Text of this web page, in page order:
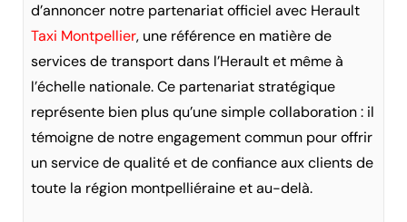
d’annoncer notre partenariat officiel avec Herault
Taxi Montpellier, une référence en matière de
services de transport dans l’Herault et même à
l’échelle nationale. Ce partenariat stratégique
représente bien plus qu’une simple collaboration : il
témoigne de notre engagement commun pour offrir
un service de qualité et de confiance aux clients de
toute la région montpelliéraine et au-delà.